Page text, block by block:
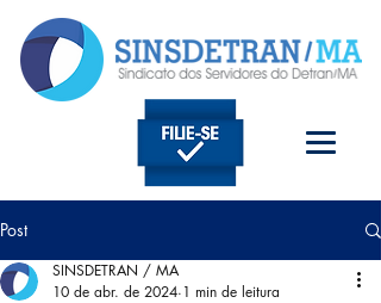
Post
SINSDETRAN / MA
10 de abr. de 2024 1 min de leitura